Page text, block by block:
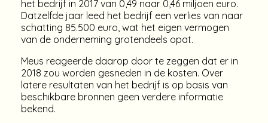
het bedrijf in 2017 van 0,49 naar 0,46 miljoen euro.
Datzelfde jaar leed het bedrijf een verlies van naar
schatting 85.500 euro, wat het eigen vermogen
van de onderneming grotendeels opat.
Meus reageerde daarop door te zeggen dat er in
2018 zou worden gesneden in de kosten. Over
latere resultaten van het bedrijf is op basis van
beschikbare bronnen geen verdere informatie
bekend.